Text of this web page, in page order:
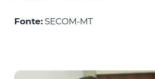
Fonte: SECOM-MT